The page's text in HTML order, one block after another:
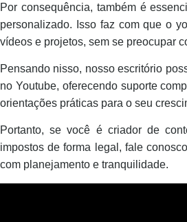
Por consequência, também é
personalizado. Isso faz com que o
vídeos e projetos, sem se preocupar
Pensando nisso, nosso escritório
no Youtube, oferecendo suporte
orientações práticas para o seu
Portanto, se você é criador de
impostos de forma legal, fale
com planejamento e tranquilidade.